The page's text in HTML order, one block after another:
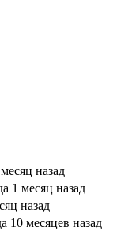
назад
1 месяц назад
назад
10 месяцев назад